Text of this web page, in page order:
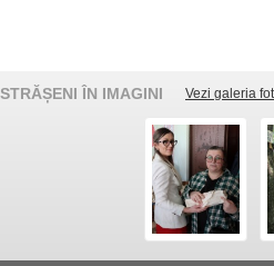
STRĂȘENI ÎN IMAGINI Vezi galeria